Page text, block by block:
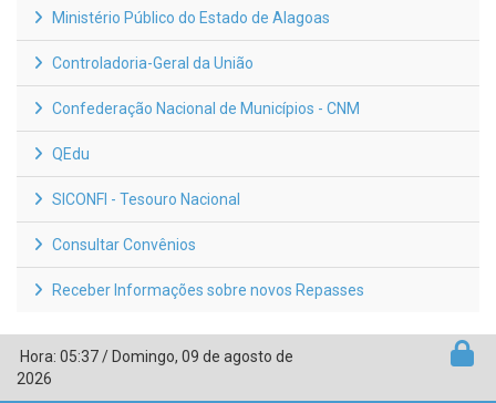
Ministério Público do Estado de Alagoas
Controladoria-Geral da União
Confederação Nacional de Municípios - CNM
QEdu
SICONFI - Tesouro Nacional
Consultar Convênios
Receber Informações sobre novos Repasses
Hora: 05:37/ Domingo, 09 de agosto de
2026